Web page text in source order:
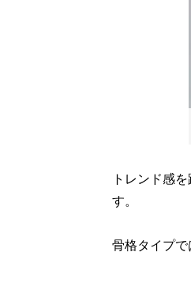
トレンド感
す。
骨格タイプで